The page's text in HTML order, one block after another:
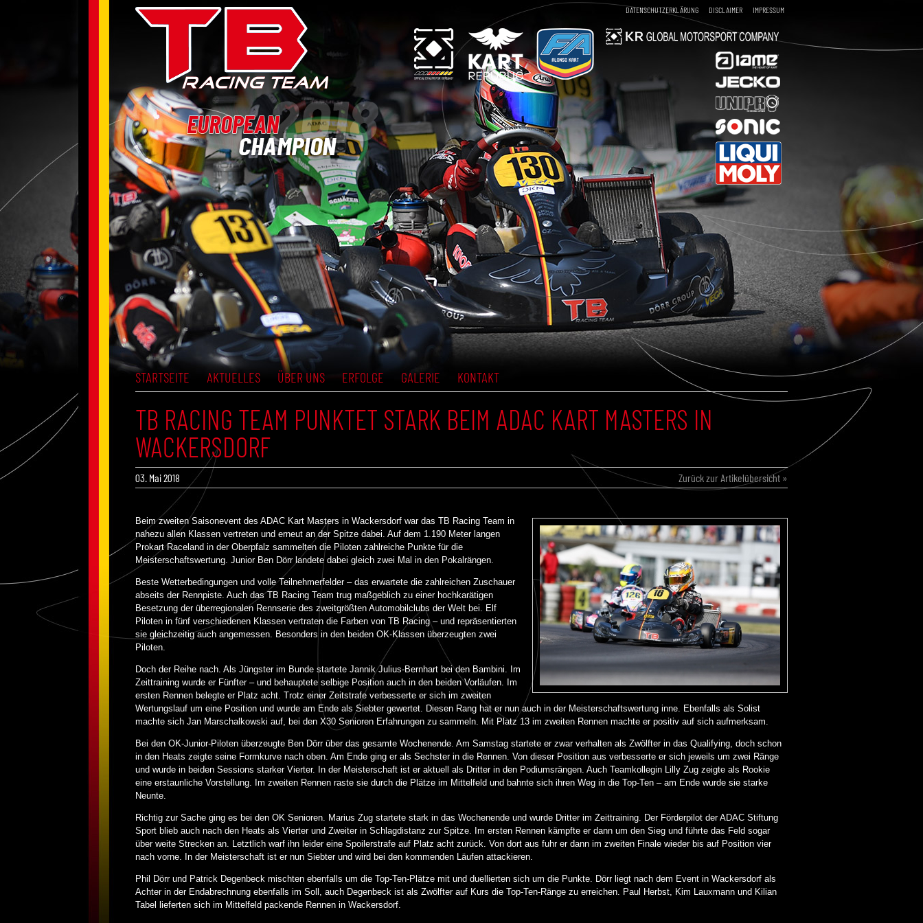
DATENSCHUTZERKLÄRUNG DISCLAIMER IMPRESSUM
STARTSEITE AKTUELLES ÜBER UNS ERFOLGE GALERIE KONTAKT
TB RACING TEAM PUNKTET STARK BEIM ADAC KART MASTERS IN
WACKERSDORF
03. Mai 2018 Zurück zur Artikelübersicht »
Beim zweiten Saisonevent des ADAC Kart Masters in Wackersdorf war das TB Racing Team in
nahezu allen Klassen vertreten und erneut an der Spitze dabei. Auf dem 1.190 Meter langen
Prokart Raceland in der Oberpfalz sammelten die Piloten zahlreiche Punkte für die
Meisterschaftswertung. Junior Ben Dörr landete dabei gleich zwei Mal in den Pokalrängen.
Beste Wetterbedingungen und volle Teilnehmerfelder – das erwartete die zahlreichen Zuschauer
abseits der Rennpiste. Auch das TB Racing Team trug maßgeblich zu einer hochkarätigen
Besetzung der überregionalen Rennserie des zweitgrößten Automobilclubs der Welt bei. Elf
Piloten in fünf verschiedenen Klassen vertraten die Farben von TB Racing – und repräsentierten
sie gleichzeitig auch angemessen. Besonders in den beiden OK-Klassen überzeugten zwei
Piloten.
Doch der Reihe nach. Als Jüngster im Bunde startete Jannik Julius-Bernhart bei den Bambini. Im
Zeittraining wurde er Fünfter – und behauptete selbige Position auch in den beiden Vorläufen. Im
ersten Rennen belegte er Platz acht. Trotz einer Zeitstrafe verbesserte er sich im zweiten
Wertungslauf um eine Position und wurde am Ende als Siebter gewertet. Diesen Rang hat er nun auch in der Meisterschaftswertung inne. Ebenfalls als Solist
machte sich Jan Marschalkowski auf, bei den X30 Senioren Erfahrungen zu sammeln. Mit Platz 13 im zweiten Rennen machte er positiv auf sich aufmerksam.
Bei den OK-Junior-Piloten überzeugte Ben Dörr über das gesamte Wochenende. Am Samstag startete er zwar verhalten als Zwölfter in das Qualifying, doch schon
in den Heats zeigte seine Formkurve nach oben. Am Ende ging er als Sechster in die Rennen. Von dieser Position aus verbesserte er sich jeweils um zwei Ränge
und wurde in beiden Sessions starker Vierter. In der Meisterschaft ist er aktuell als Dritter in den Podiumsrängen. Auch Teamkollegin Lilly Zug zeigte als Rookie
eine erstaunliche Vorstellung. Im zweiten Rennen raste sie durch die Plätze im Mittelfeld und bahnte sich ihren Weg in die Top-Ten – am Ende wurde sie starke
Neunte.
Richtig zur Sache ging es bei den OK Senioren. Marius Zug startete stark in das Wochenende und wurde Dritter im Zeittraining. Der Förderpilot der ADAC Stiftung
Sport blieb auch nach den Heats als Vierter und Zweiter in Schlagdistanz zur Spitze. Im ersten Rennen kämpfte er dann um den Sieg und führte das Feld sogar
über weite Strecken an. Letztlich warf ihn leider eine Spoilerstrafe auf Platz acht zurück. Von dort aus fuhr er dann im zweiten Finale wieder bis auf Position vier
nach vorne. In der Meisterschaft ist er nun Siebter und wird bei den kommenden Läufen attackieren.
Phil Dörr und Patrick Degenbeck mischten ebenfalls um die Top-Ten-Plätze mit und duellierten sich um die Punkte. Dörr liegt nach dem Event in Wackersdorf als
Achter in der Endabrechnung ebenfalls im Soll, auch Degenbeck ist als Zwölfter auf Kurs die Top-Ten-Ränge zu erreichen. Paul Herbst, Kim Lauxmann und Kilian
Tabel lieferten sich im Mittelfeld packende Rennen in Wackersdorf.